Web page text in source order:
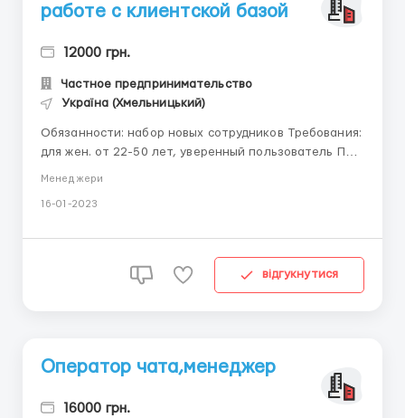
работе с клиентской базой
12000 грн.
Частное предпринимательство
Україна (Хмельницький)
Обязанности: набор новых сотрудников Требования:
для жен. от 22-50 лет, уверенный пользователь ПК,
позиция Условия: график работы обсуждается на
Менеджери
16-01-2023
відгукнутися
Оператор чата,менеджер
16000 грн.